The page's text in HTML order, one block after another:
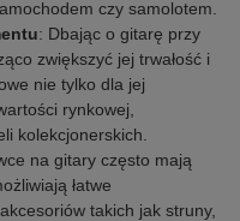
czy samolotem.
: Dbając o gitarę przy
zwiększyć jej trwałość i
nie tylko dla jej
rynkowej,
kolekcjonerskich.
na gitary często mają
łatwe
takich jak struny,